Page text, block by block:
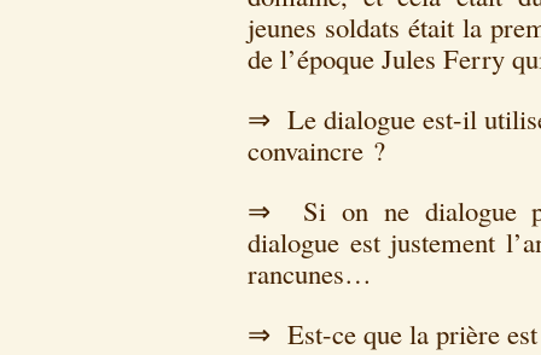
jeunes soldats était la
de l’époque Jules Ferry
⇒ Le dialogue est-il
convaincre ?
⇒ Si on ne dialogue
dialogue est justement
rancunes…
⇒ Est-ce que la prière